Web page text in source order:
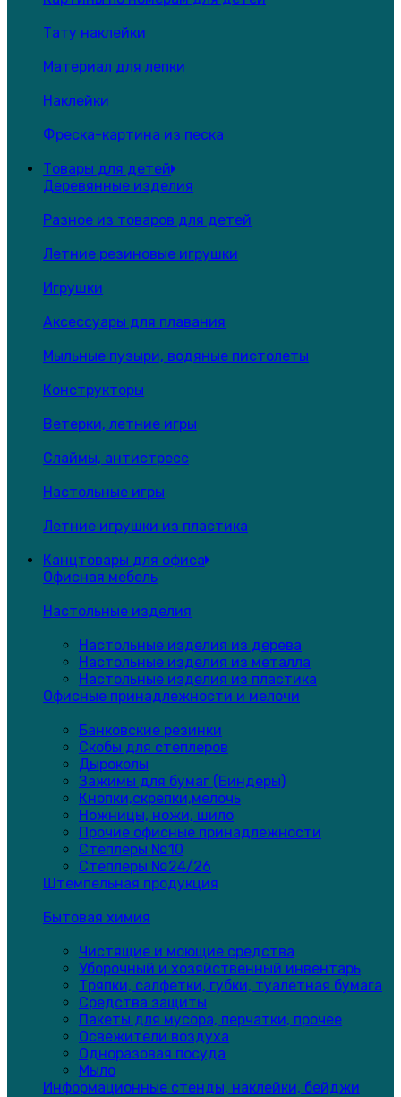
Тату наклейки
Материал для лепки
Наклейки
Фреска-картина из песка
Товары для детей
Деревянные изделия
Разное из товаров для детей
Летние резиновые игрушки
Игрушки
Аксессуары для плавания
Мыльные пузыри, водяные пистолеты
Конструкторы
Ветерки, летние игры
Слаймы, антистресс
Настольные игры
Летние игрушки из пластика
Канцтовары для офиса
Офисная мебель
Настольные изделия
Настольные изделия из дерева
Настольные изделия из металла
Настольные изделия из пластика
Офисные принадлежности и мелочи
Банковские резинки
Скобы для степлеров
Дыроколы
Зажимы для бумаг (Биндеры)
Кнопки,скрепки,мелочь
Ножницы, ножи, шило
Прочие офисные принадлежности
Степлеры №10
Степлеры №24/26
Штемпельная продукция
Бытовая химия
Чистящие и моющие средства
Уборочный и хозяйственный инвентарь
Тряпки, салфетки, губки, туалетная бумага
Средства защиты
Пакеты для мусора, перчатки, прочее
Освежители воздуха
Одноразовая посуда
Мыло
Информационные стенды, наклейки, бейджи